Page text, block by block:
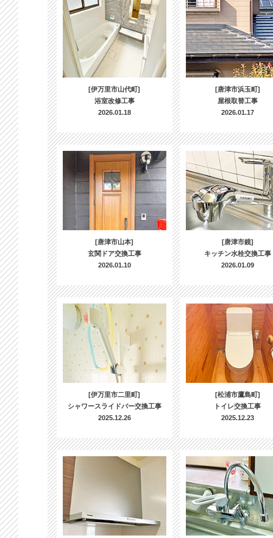
[伊万里市山代町]
浴室改修工事
2026.01.18
[唐津市浜玉町]
屋根取替工事
2026.01.17
[唐津市山本]
玄関ドア交換工事
2026.01.10
[唐津市鏡]
キッチン水栓交換工事
2026.01.09
[伊万里市二里町]
シャワースライドバー交換工事
2025.12.26
[松浦市鷹島町]
トイレ交換工事
2025.12.23